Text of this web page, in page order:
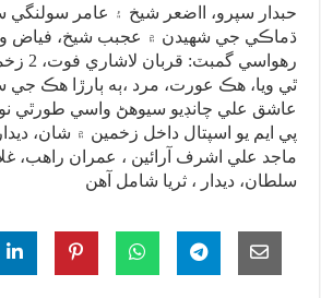
ڌماڪي جي شهيدن ۾ عجبب شيخ، فياض
ٿي ويا، هڪ عورت، مرد ،ٻه ٻارڙا هڪ جي
پي ايم يو اسپتال داخل زخمين ۾ شان،
ماجد علي اشرف آرائين ، عمران راهب،
سلطان، ديدار ، ثريا شامل آهن